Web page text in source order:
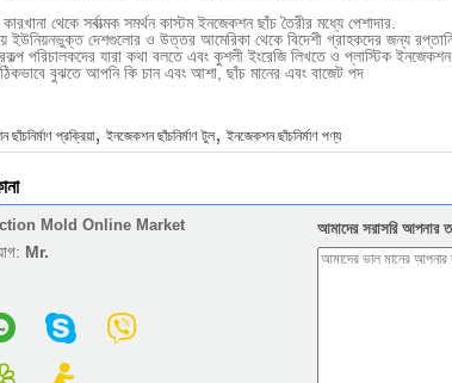
থেকে সর্বাত্মক সমর্থন কাস্টম ইনজেকশন ছাঁচ তৈরীর মধ্যে পেশাদার.
ইউনিয়নভুক্ত দেশগুলোর ও উত্তর আমেরিকা থেকে বিদেশী গ্রাহকদের জন্য রপ্তানি
পরিচালকদের যারা কথা বলতে এবং কুশলী ইংরেজি লিখতে ও প্লাস্টিক
বুঝতে আপনি কি চান এবং আশা, ছাঁচ মানের এবং বাজেট পদ
প্রক্রিয়া, ইনজেকশন ছাঁচনির্মাণ টুল, ইনজেকশন ছাঁচনির্মাণ পণ্য
Mold Online Market
Mr.
আমাদের সরাসরি আপনার